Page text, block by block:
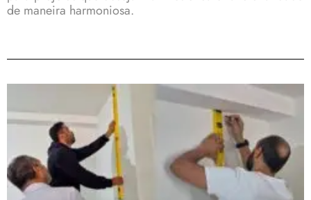
de maneira harmoniosa.